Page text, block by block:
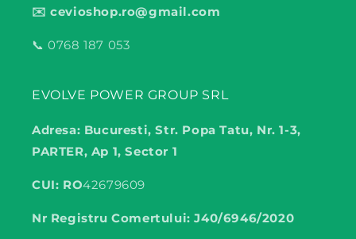
✉️ cevioshop.ro@gmail.com
📞 0768 187 053
EVOLVE POWER GROUP SRL
Adresa: Bucuresti, Str. Popa Tatu, Nr. 1-3,
PARTER, Ap 1, Sector 1
CUI: RO42679609
Nr Registru Comertului: J40/6946/2020